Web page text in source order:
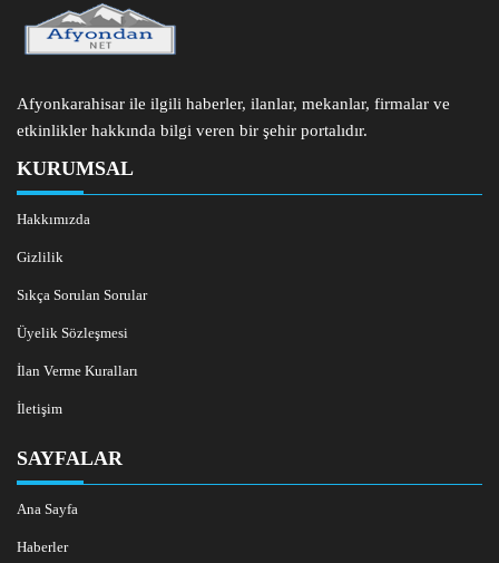
Afyonkarahisar ile ilgili haberler, ilanlar, mekanlar, firmalar ve
etkinlikler hakkında bilgi veren bir şehir portalıdır.
KURUMSAL
Hakkımızda
Gizlilik
Sıkça Sorulan Sorular
Üyelik Sözleşmesi
İlan Verme Kuralları
İletişim
SAYFALAR
Ana Sayfa
Haberler